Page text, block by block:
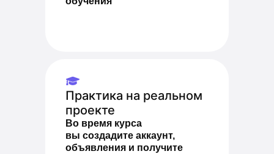
Практика на реальном
проекте
Во время курса
вы создадите аккаунт,
объявления и получите